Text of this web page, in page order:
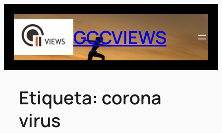
Saltar
contenido
GCCVIEWS
Etiqueta: corona
virus